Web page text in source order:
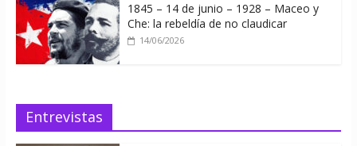
1845 – 14 de junio – 1928 – Maceo y
Che: la rebeldía de no claudicar
14/06/2026
Entrevistas